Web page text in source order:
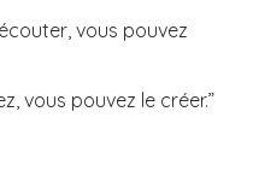
vous pouvez
vous pouvez le créer.”